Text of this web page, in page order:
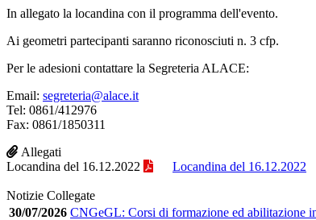
In allegato la locandina con il programma dell'evento.
Ai geometri partecipanti saranno riconosciuti n. 3 cfp.
Per le adesioni contattare la Segreteria ALACE:
Email: segreteria@alace.it
Tel: 0861/412976
Fax: 0861/1850311
Allegati
Locandina del 16.12.2022
Locandina del 16.12.2022
Notizie Collegate
30/07/2026 CNGeGL: Corsi di formazione ed abilitazione